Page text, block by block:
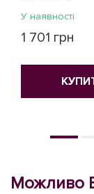
У наявності
1 701 грн
Можливо